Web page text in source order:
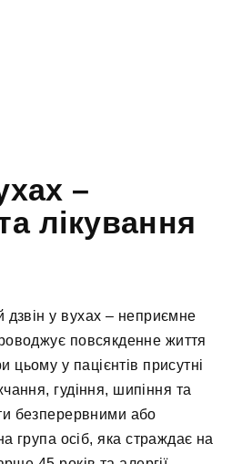
–
лікування
дзвін у вухах – неприємне
повсякденне життя
у пацієнтів присутні
гудіння, шипіння та
безперервними або
група осіб, яка страждає на